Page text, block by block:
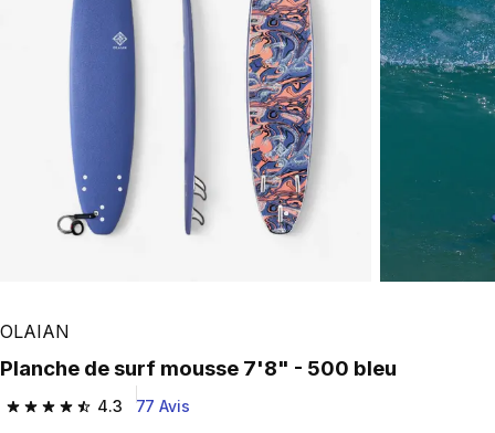
Play Video
OLAIAN
Planche de surf mousse 7'8" - 500 bleu
4.3
4.3 out of 5 stars from 77 reviews
77 Avis